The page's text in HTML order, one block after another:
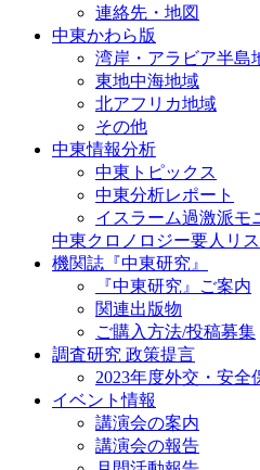
連絡先・地図
中東かわら版
湾岸・アラビア半島
東地中海地域
北アフリカ地域
その他
中東情報分析
中東トピックス
中東分析レポート
イスラーム過激派モ
中東クロノロジー要人リス
機関誌『中東研究』
『中東研究』ご案内
関連出版物
ご購入方法/投稿募集
調査研究 政策提言
2023年度外交・安全
イベント情報
講演会の案内
講演会の報告